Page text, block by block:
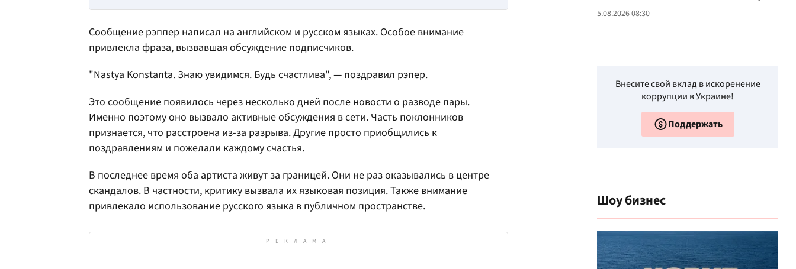
Сообщение рэппер написал на английском и русском языках. Особое внимание
привлекла фраза, вызвавшая обсуждение подписчиков.
"Nastya Konstanta. Знаю увидимся. Будь счастлива", — поздравил рэпер.
Это сообщение появилось через несколько дней после новости о разводе пары.
Именно поэтому оно вызвало активные обсуждения в сети. Часть поклонников
признается, что расстроена из-за разрыва. Другие просто приобщились к
поздравлениям и пожелали каждому счастья.
В последнее время оба артиста живут за границей. Они не раз оказывались в центре
скандалов. В частности, критику вызвала их языковая позиция. Также внимание
привлекало использование русского языка в публичном пространстве.
5.08.2026 08:30
Внесите свой вклад в искоренение
коррупции в Украине!
Поддержать
Шоу бизнес